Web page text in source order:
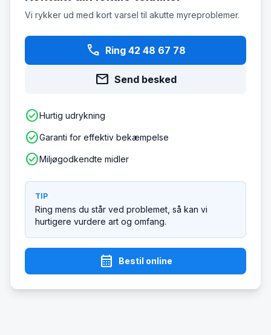
Vi rykker ud med kort varsel til akutte myreproblemer.
phone Ring 42 48 67 78
mail Send besked
check_circleHurtig udrykning
check_circleGaranti for effektiv bekæmpelse
check_circleMiljøgodkendte midler
TIP
Ring mens du står ved problemet, så kan vi
hurtigere vurdere art og omfang.
calendar_month Bestil online